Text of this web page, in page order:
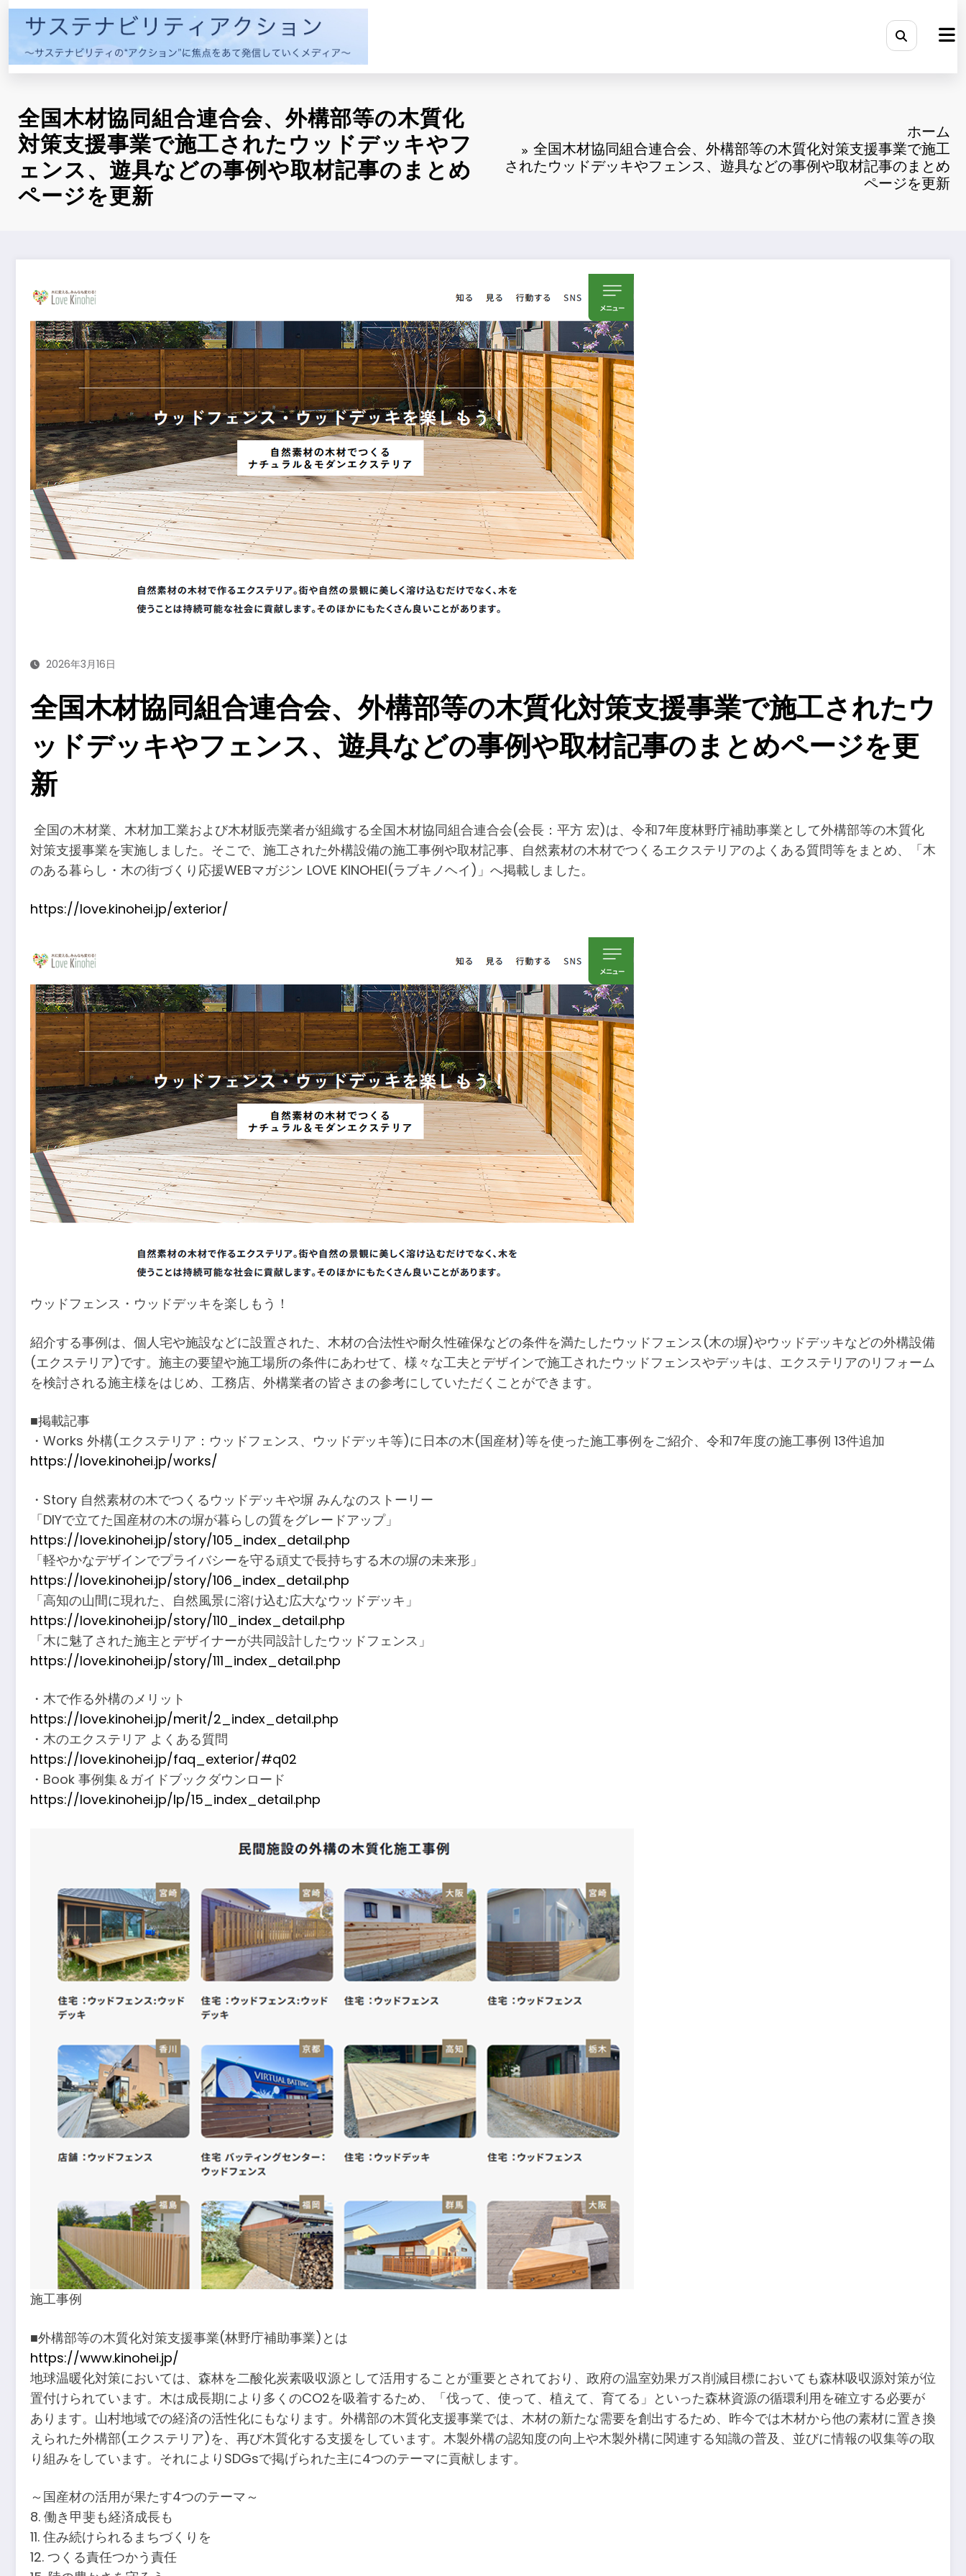
コ
ン
全国木材協同組合連合会、外構部等の木質化
対策支援事業で施工されたウッドデッキやフ
ェンス、遊具などの事例や取材記事のまとめ
ページを更新
ホーム
全国木材協同組合連合会、外構部等の木質化対策支援事業で施工
されたウッドデッキやフェンス、遊具などの事例や取材記事のまとめ
ページを更新
2026年3月16日
全国木材協同組合連合会、外構部等の木質化対策支援事業で施工されたウ
ッドデッキやフェンス、遊具などの事例や取材記事のまとめページを更
新
​全国の木材業、木材加工業および木材販売業者が組織する全国木材協同組合連合会(会長：平方 宏)は、令和7年度林野庁補助事業として外構部等の木質化
対策支援事業を実施しました。そこで、施工された外構設備の施工事例や取材記事、自然素材の木材でつくるエクステリアのよくある質問等をまとめ、「木
のある暮らし・木の街づくり応援WEBマガジン LOVE KINOHEI(ラブキノヘイ)」へ掲載しました。
https://love.kinohei.jp/exterior/
ウッドフェンス・ウッドデッキを楽しもう！
紹介する事例は、個人宅や施設などに設置された、木材の合法性や耐久性確保などの条件を満たしたウッドフェンス(木の塀)やウッドデッキなどの外構設備
(エクステリア)です。施主の要望や施工場所の条件にあわせて、様々な工夫とデザインで施工されたウッドフェンスやデッキは、エクステリアのリフォーム
を検討される施主様をはじめ、工務店、外構業者の皆さまの参考にしていただくことができます。
■掲載記事
・Works 外構(エクステリア：ウッドフェンス、ウッドデッキ等)に日本の木(国産材)等を使った施工事例をご紹介、令和7年度の施工事例 13件追加
https://love.kinohei.jp/works/
・Story 自然素材の木でつくるウッドデッキや塀 みんなのストーリー
「DIYで立てた国産材の木の塀が暮らしの質をグレードアップ」
https://love.kinohei.jp/story/105_index_detail.php
「軽やかなデザインでプライバシーを守る頑丈で長持ちする木の塀の未来形」
https://love.kinohei.jp/story/106_index_detail.php
「高知の山間に現れた、自然風景に溶け込む広大なウッドデッキ」
https://love.kinohei.jp/story/110_index_detail.php
「木に魅了された施主とデザイナーが共同設計したウッドフェンス」
https://love.kinohei.jp/story/111_index_detail.php
・木で作る外構のメリット
https://love.kinohei.jp/merit/2_index_detail.php
・木のエクステリア よくある質問
https://love.kinohei.jp/faq_exterior/#q02
・Book 事例集＆ガイドブックダウンロード
https://love.kinohei.jp/lp/15_index_detail.php
施工事例
■外構部等の木質化対策支援事業(林野庁補助事業)とは
https://www.kinohei.jp/
地球温暖化対策においては、森林を二酸化炭素吸収源として活用することが重要とされており、政府の温室効果ガス削減目標においても森林吸収源対策が位
置付けられています。木は成長期により多くのCO2を吸着するため、「伐って、使って、植えて、育てる」といった森林資源の循環利用を確立する必要が
あります。山村地域での経済の活性化にもなります。外構部の木質化支援事業では、木材の新たな需要を創出するため、昨今では木材から他の素材に置き換
えられた外構部(エクステリア)を、再び木質化する支援をしています。木製外構の認知度の向上や木製外構に関連する知識の普及、並びに情報の収集等の取
り組みをしています。それによりSDGsで掲げられた主に4つのテーマに貢献します。
～国産材の活用が果たす4つのテーマ～
8. 働き甲斐も経済成長も
11. 住み続けられるまちづくりを
12. つくる責任つかう責任